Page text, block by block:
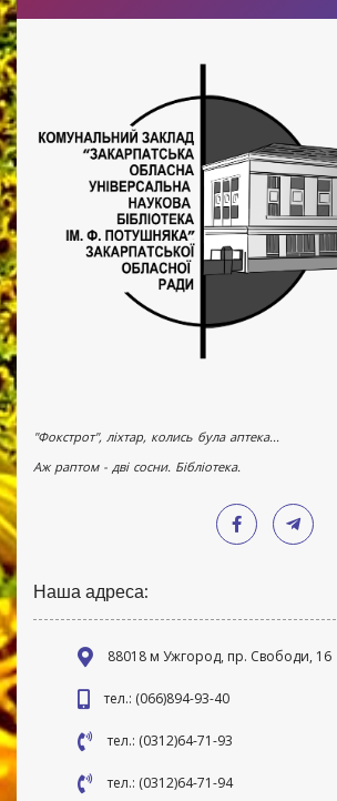
"Фокстрот", ліхтар, колись була аптека...
Аж раптом - дві сосни. Бібліотека.
Наша адреса:
88018 м Ужгород, пр. Свободи, 16
тел.: (066)894-93-40
тел.: (0312)64-71-93
тел.: (0312)64-71-94